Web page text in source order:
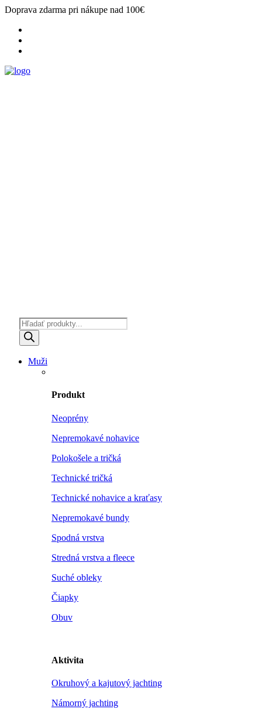
Doprava zdarma pri nákupe nad 100€
Products
search
Muži
Produkt
Neoprény
Nepremokavé nohavice
Polokošele a tričká
Technické tričká
Technické nohavice a kraťasy
Nepremokavé bundy
Spodná vrstva
Stredná vrstva a fleece
Suché obleky
Čiapky
Obuv
Aktivita
Okruhový a kajutový jachting
Námorný jachting